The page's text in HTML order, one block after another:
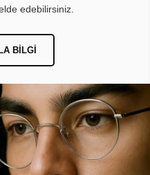
edebilirsiniz.
BILGI